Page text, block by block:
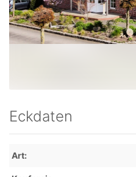
Eckdaten
Art